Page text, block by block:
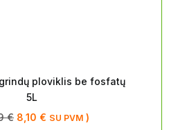
ploviklis be fosfatų
5L
€ 8,10 € SU PVM )